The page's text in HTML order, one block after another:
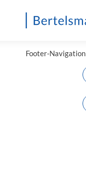
Footer-Navigation